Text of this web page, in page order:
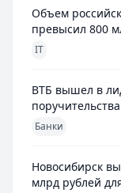
Объем
превысил 800
IT
ВТБ вышел в
Банки
Новосибирск
млрд рублей